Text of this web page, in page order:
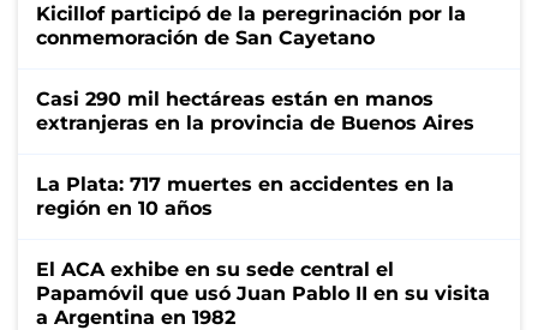
Kicillof participó de la peregrinación por la
conmemoración de San Cayetano
Casi 290 mil hectáreas están en manos
extranjeras en la provincia de Buenos Aires
La Plata: 717 muertes en accidentes en la
región en 10 años
El ACA exhibe en su sede central el
Papamóvil que usó Juan Pablo II en su visita
a Argentina en 1982